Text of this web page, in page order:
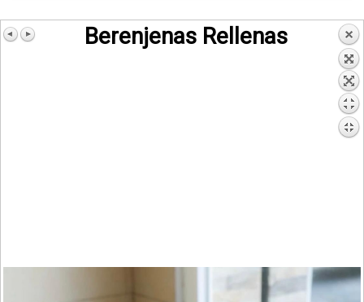
Berenjenas Rellenas